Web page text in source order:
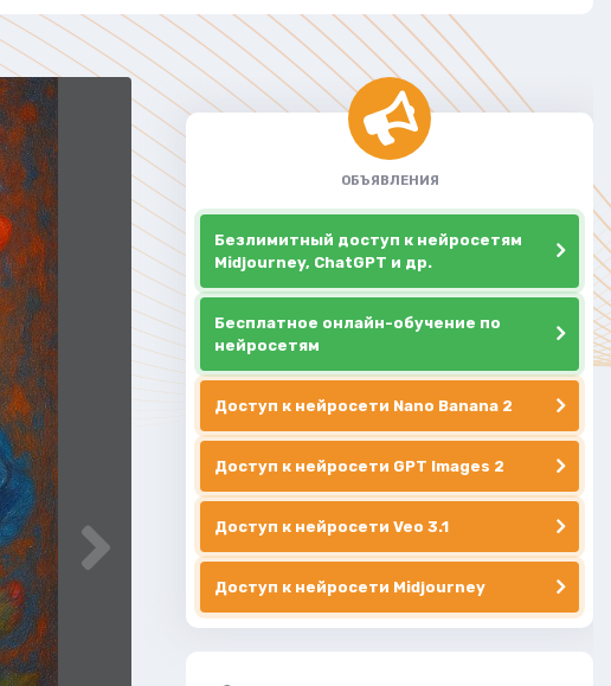
ОБЪЯВЛЕНИЯ
Безлимитный доступ к нейросетям
Midjourney, ChatGPT и др.
Бесплатное онлайн-обучение по
нейросетям
Доступ к нейросети Nano Banana 2
Доступ к нейросети GPT Images 2
Доступ к нейросети Veo 3.1
Доступ к нейросети Midjourney